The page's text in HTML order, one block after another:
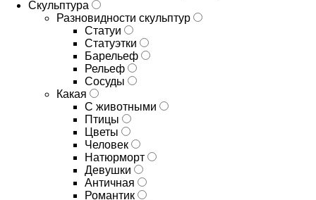
Скульптура
Разновидности скульптур
Статуи
Статуэтки
Барельеф
Рельеф
Сосуды
Какая
С животными
Птицы
Цветы
Человек
Натюрморт
Девушки
Античная
Романтик